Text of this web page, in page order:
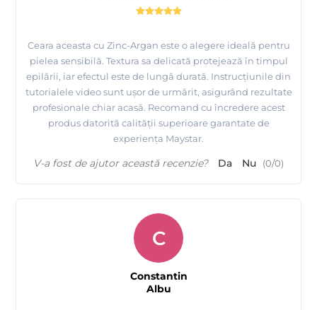
Ceara aceasta cu Zinc-Argan este o alegere ideală pentru
pielea sensibilă. Textura sa delicată protejează în timpul
epilării, iar efectul este de lungă durată. Instrucțiunile din
tutorialele video sunt ușor de urmărit, asigurând rezultate
profesionale chiar acasă. Recomand cu încredere acest
produs datorită calității superioare garantate de
experiența Maystar.
V-a fost de ajutor această recenzie? Da Nu (0/0)
C
Constantin
Albu